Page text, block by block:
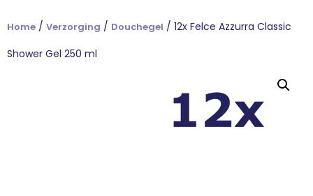
Home / Verzorging / Douchegel / 12x Felce Azzurra Classic
Shower Gel 250 ml